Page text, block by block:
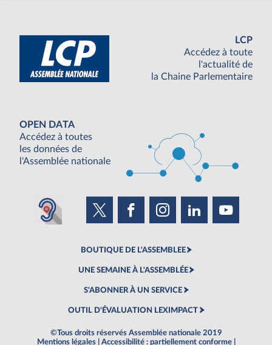
LCP
Accédez à toute
l'actualité de
la Chaine Parlementaire
OPEN DATA
Accédez à toutes
les données de
l'Assemblée nationale
BOUTIQUE DE L'ASSEMBLEE
UNE SEMAINE À L'ASSEMBLÉE
S'ABONNER À UN SERVICE
OUTIL D'ÉVALUATION LEXIMPACT
©Tous droits réservés Assemblée nationale 2019
Mentions légales
Accessibilité : partiellement conforme